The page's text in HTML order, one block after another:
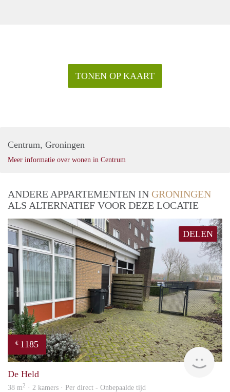
TONEN OP KAART
Centrum, Groningen
Meer informatie over wonen in Centrum
ANDERE APPARTEMENTEN IN GRONINGEN
ALS ALTERNATIEF VOOR DEZE LOCATIE
DELEN
€ 1185
De Held
38 m2 · 2 kamers · Per direct - Onbepaalde tijd